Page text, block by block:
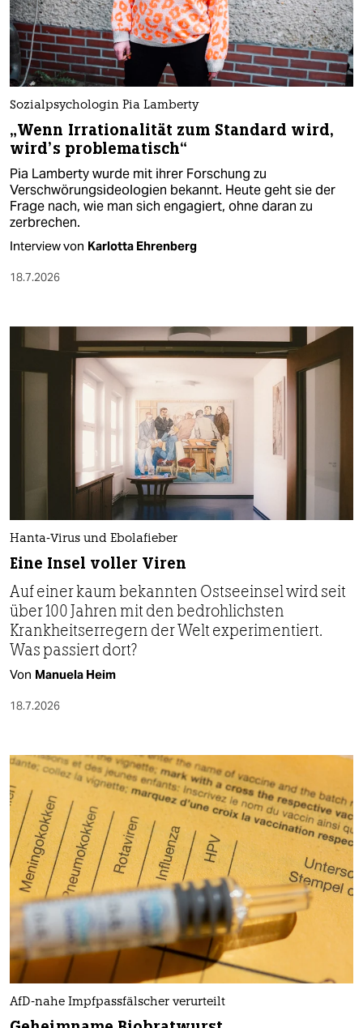
Sozialpsychologin Pia Lamberty
„Wenn Irrationalität zum Standard wird,
wird’s problematisch“
Pia Lamberty wurde mit ihrer Forschung zu
Verschwörungsideologien bekannt. Heute geht sie der
Frage nach, wie man sich engagiert, ohne daran zu
zerbrechen.
Interview von Karlotta Ehrenberg
18.7.2026
Hanta-Virus und Ebolafieber
Eine Insel voller Viren
Auf einer kaum bekannten Ostseeinsel wird seit
über 100 Jahren mit den bedrohlichsten
Krankheitserregern der Welt experimentiert.
Was passiert dort?
Von Manuela Heim
18.7.2026
AfD-nahe Impfpassfälscher verurteilt